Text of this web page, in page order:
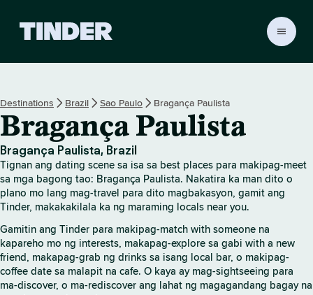
r
H
o
m
e
Destinations Brazil Sao Paulo Bragança Paulista
Bragança Paulista
Bragança Paulista, Brazil
Tignan ang dating scene sa isa sa best places para makipag-meet
sa mga bagong tao: Bragança Paulista. Nakatira ka man dito o
plano mo lang mag-travel para dito magbakasyon, gamit ang
Tinder, makakakilala ka ng maraming locals near you.
Gamitin ang Tinder para makipag-match with someone na
kapareho mo ng interests, makapag-explore sa gabi with a new
friend, makapag-grab ng drinks sa isang local bar, o makipag-
coffee date sa malapit na cafe. O kaya ay mag-sightseeing para
ma-discover, o ma-rediscover ang lahat ng magagandang bagay na